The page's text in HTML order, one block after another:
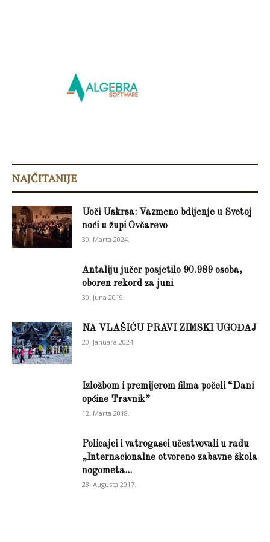
NAJČITANIJE
Uoči Uskrsa: Vazmeno bdijenje u Svetoj
noći u župi Ovčarevo
30. Marta 2024.
Antaliju jučer posjetilo 90.989 osoba,
oboren rekord za juni
30. Juna 2019.
NA VLAŠIĆU PRAVI ZIMSKI UGOĐAJ
20. Januara 2024.
Izložbom i premijerom filma počeli “Dani
općine Travnik”
12. Marta 2018.
Policajci i vatrogasci učestvovali u radu
„Internacionalne otvoreno zabavne škola
nogometa...
23. Augusta 2017.